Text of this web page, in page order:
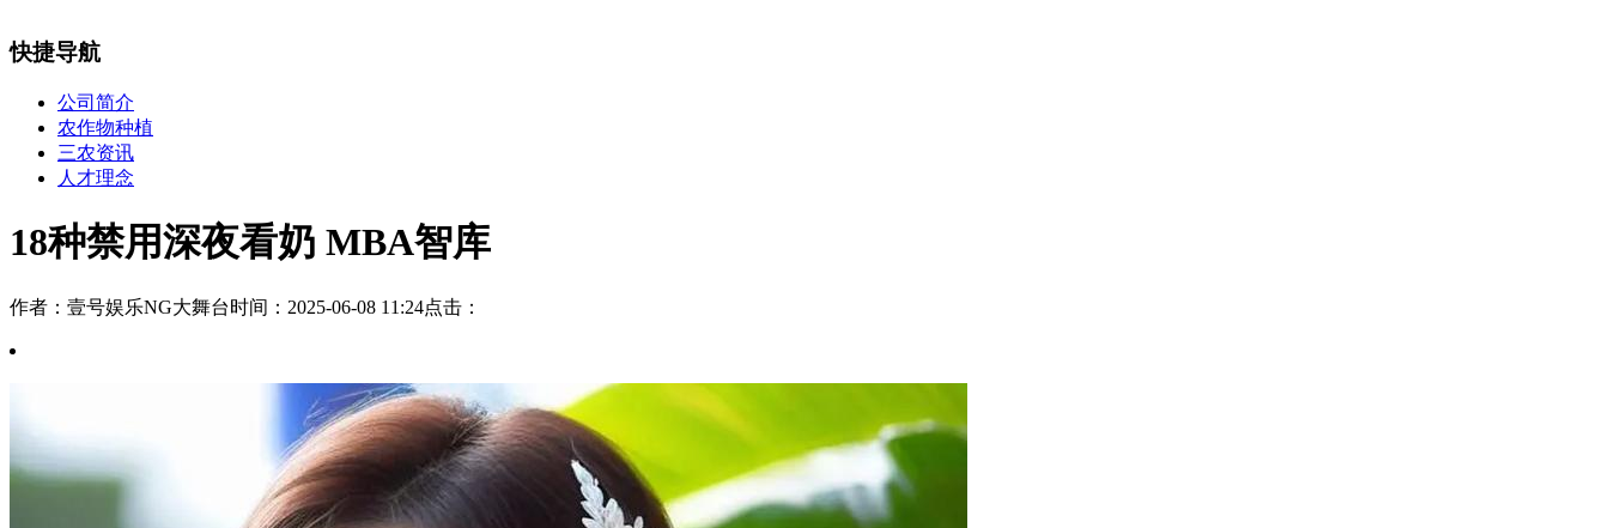
快捷导航
公司简介
农作物种植
三农资讯
人才理念
18种禁用深夜看奶 MBA智库
作者：壹号娱乐NG大舞台时间：2025-06-08 11:24点击：